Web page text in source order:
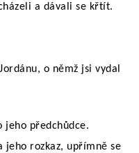
a dávali se křtít.
o němž jsi vydal
jeho předchůdce.
jeho rozkaz, upřímně se